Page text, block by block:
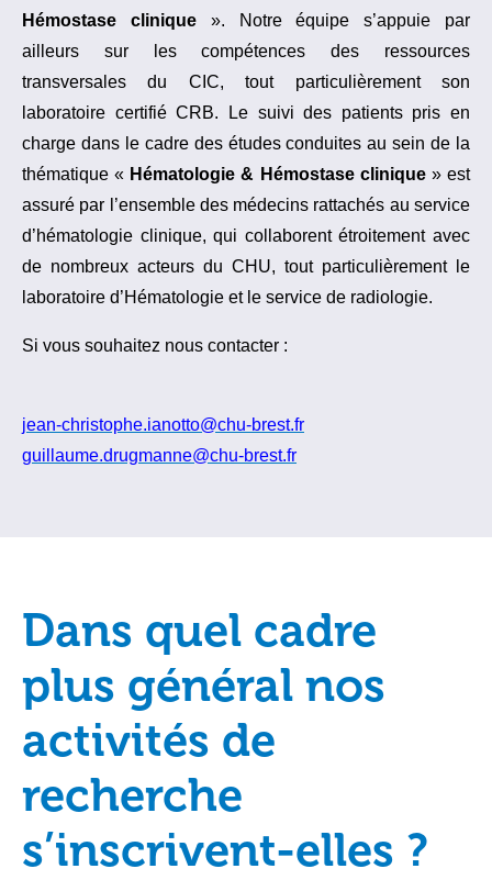
Hémostase clinique». Notre équipe s’appuie par
ailleurs sur les compétences des ressources
transversales du CIC, tout particulièrement son
laboratoire certifié CRB. Le suivi des patients pris en
charge dans le cadre des études conduites au sein de la
thématique « Hématologie & Hémostase clinique» est
assuré par l’ensemble des médecins rattachés au service
d’hématologie clinique, qui collaborent étroitement avec
de nombreux acteurs du CHU, tout particulièrement le
laboratoire d’Hématologie et le service de radiologie.
Si vous souhaitez nous contacter :
jean-christophe.ianotto@chu-brest.fr
guillaume.drugmanne@chu-brest.fr
Dans quel cadre
plus général nos
activités de
recherche
s’inscrivent-elles ?